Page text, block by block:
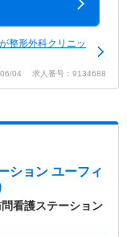
整形外科クリニッ
06/04 求人番号：9134688
ション ユーフィ
看護ステーション